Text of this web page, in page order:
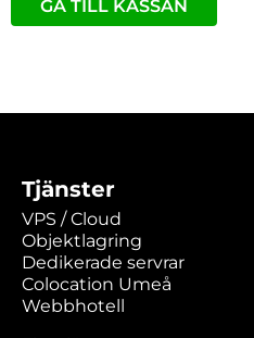
Tjänster
VPS / Cloud
Objektlagring
Dedikerade servrar
Colocation Umeå
Webbhotell